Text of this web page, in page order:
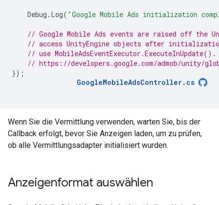
Debug . Log( "Google Mobile Ads initialization
// Google Mobile Ads events are raised off the
// access UnityEngine objects after
// use
// https://developers.google.com/admob/unity/
});
GoogleMobileAdsController. cs
Wenn Sie die Vermittlung verwenden, warten Sie, bis der
Callback erfolgt, bevor Sie Anzeigen laden, um zu prüfen,
ob alle Vermittlungsadapter initialisiert wurden.
Anzeigenformat auswählen